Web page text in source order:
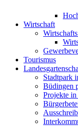
Wirtschaft
Tourismus
Stadtpark
Büdingen
Projekte